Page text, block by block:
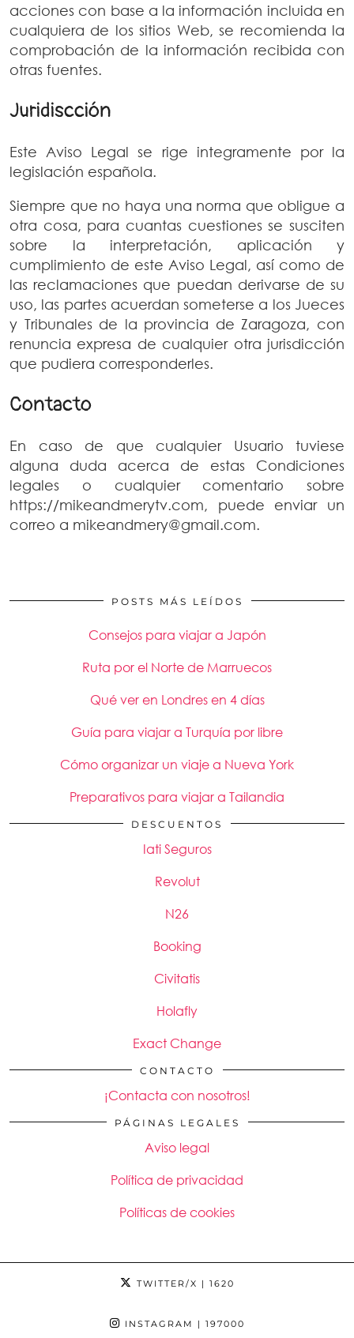
acciones con base a la información incluida en
cualquiera de los sitios Web, se recomienda la
comprobación de la información recibida con
otras fuentes.
Juridiscción
Este Aviso Legal se rige integramente por la
legislación española.
Siempre que no haya una norma que obligue a
otra cosa, para cuantas cuestiones se susciten
sobre la interpretación, aplicación y
cumplimiento de este Aviso Legal, así como de
las reclamaciones que puedan derivarse de su
uso, las partes acuerdan someterse a los Jueces
y Tribunales de la provincia de Zaragoza, con
renuncia expresa de cualquier otra jurisdicción
que pudiera corresponderles.
Contacto
En caso de que cualquier Usuario tuviese
alguna duda acerca de estas Condiciones
legales o cualquier comentario sobre
https://mikeandmerytv.com, puede enviar un
correo a mikeandmery@gmail.com.
POSTS MÁS LEÍDOS
Consejos para viajar a Japón
Ruta por el Norte de Marruecos
Qué ver en Londres en 4 días
Guía para viajar a Turquía por libre
Cómo organizar un viaje a Nueva York
Preparativos para viajar a Tailandia
DESCUENTOS
Iati Seguros
Revolut
N26
Booking
Civitatis
Holafly
Exact Change
CONTACTO
¡Contacta con nosotros!
PÁGINAS LEGALES
Aviso legal
Política de privacidad
Políticas de cookies
TWITTER/X | 1620
INSTAGRAM | 197000